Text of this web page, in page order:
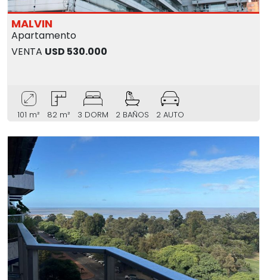
MALVIN
Apartamento
VENTA USD 530.000
101 m² 82 m² 3 DORM 2 BAÑOS 2 AUTO